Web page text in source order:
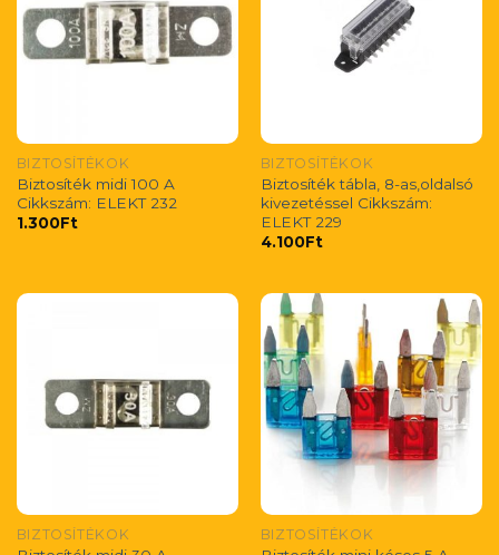
BIZTOSÍTÉKOK
Biztosíték midi 100 A
Cikkszám: ELEKT 232
1.300Ft
BIZTOSÍTÉKOK
Biztosíték tábla, 8-as,oldalsó
kivezetéssel Cikkszám:
ELEKT 229
4.100Ft
BIZTOSÍTÉKOK BIZTOSÍTÉKOK